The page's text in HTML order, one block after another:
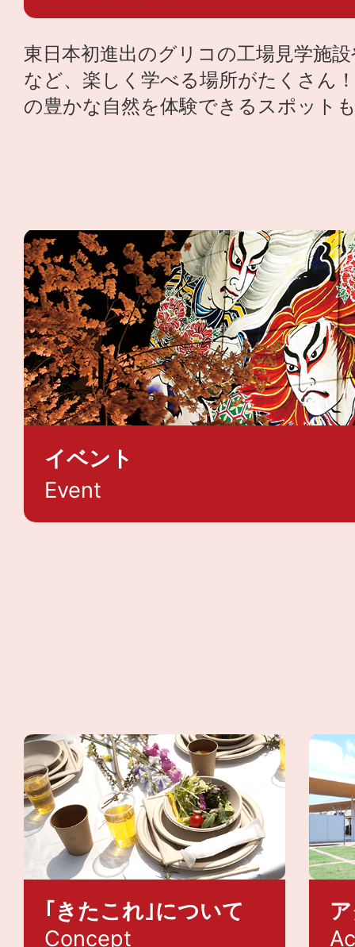
東日本初進出のグリコの工場見学施
など、楽しく学べる場所がたくさん
の豊かな自然を体験できるスポット
イベント
Event
｢きたこれ｣について
Concept